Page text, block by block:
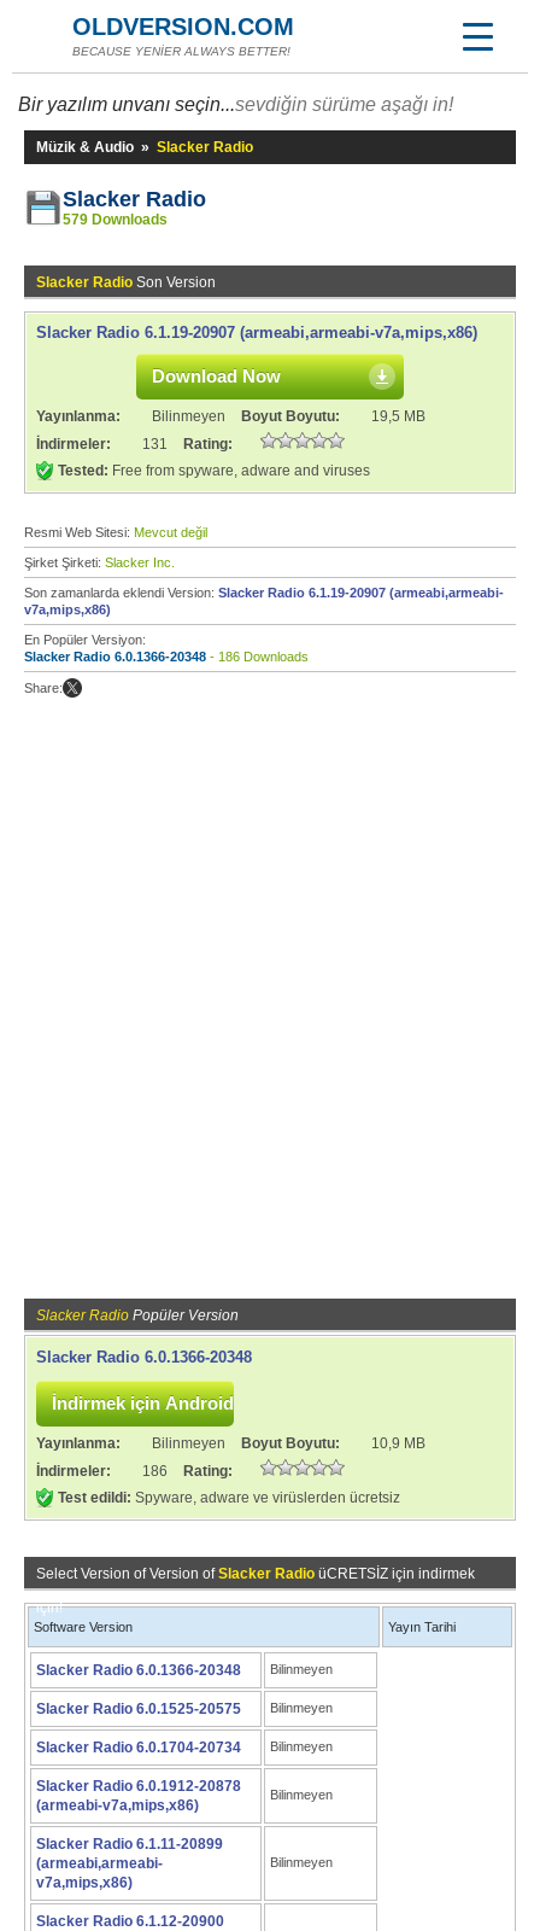
OLDVERSION.COM
BECAUSE YENİER ALWAYS BETTER!
Bir yazılım unvanı seçin...sevdiğin sürüme aşağı in!
Müzik & Audio » Slacker Radio
Slacker Radio
579 Downloads
Slacker Radio Son Version
Slacker Radio 6.1.19-20907 (armeabi,armeabi-v7a,mips,x86)
Download Now
Yayınlanma: Bilinmeyen Boyut Boyutu:
19,5 MB
İndirmeler:
131
Rating:
Tested: Free from spyware, adware and viruses
Resmi Web Sitesi: Mevcut değil
Şirket Şirketi: Slacker Inc.
Son zamanlarda eklendi Version: Slacker Radio 6.1.19-20907 (armeabi,armeabi-
v7a,mips,x86)
En Popüler Versiyon:
Slacker Radio 6.0.1366-20348 - 186 Downloads
Share:
Slacker Radio Popüler Version
Slacker Radio 6.0.1366-20348
Yayınlanma: Bilinmeyen Boyut Boyutu:
10,9 MB
İndirmeler:
186
Rating:
Test edildi: Spyware, adware ve virüslerden ücretsiz
Select Version of Version ofSlacker Radio üCRETSİZ için indirmek
için!
Software Version Yayın Tarihi
Slacker Radio 6.0.1366-20348 Bilinmeyen
Slacker Radio 6.0.1525-20575 Bilinmeyen
Slacker Radio 6.0.1704-20734 Bilinmeyen
Slacker Radio 6.0.1912-20878
(armeabi-v7a,mips,x86)
Bilinmeyen
Slacker Radio 6.1.11-20899
(armeabi,armeabi-
v7a,mips,x86)
Bilinmeyen
Slacker Radio 6.1.12-20900